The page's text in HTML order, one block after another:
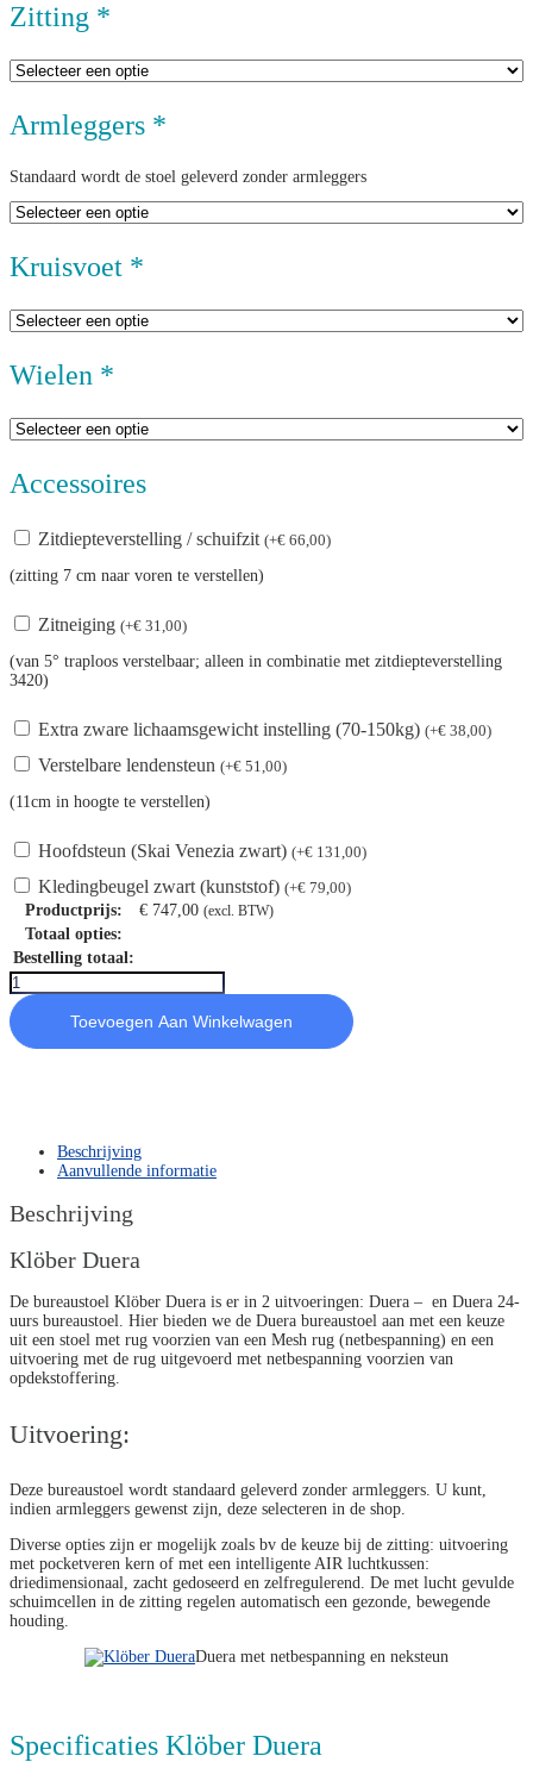
Zitting *
Armleggers *
Standaard wordt de stoel geleverd zonder armleggers
Kruisvoet *
Wielen *
Accessoires
Zitdiepteverstelling / schuifzit (+€ 66,00)
(zitting 7 cm naar voren te verstellen)
Zitneiging (+€ 31,00)
(van 5° traploos verstelbaar; alleen in combinatie met zitdiepteverstelling
3420)
Extra zware lichaamsgewicht instelling (70-150kg) (+€ 38,00)
Verstelbare lendensteun (+€ 51,00)
(11cm in hoogte te verstellen)
Hoofdsteun (Skai Venezia zwart) (+€ 131,00)
Kledingbeugel zwart (kunststof) (+€ 79,00)
Productprijs:
€ 747,00 (excl. BTW)
Totaal opties:
Bestelling totaal:
Klöber
Duera
aantal
Toevoegen Aan Winkelwagen
Beschrijving
Aanvullende informatie
Beschrijving
Klöber Duera
De bureaustoel Klöber Duera is er in 2 uitvoeringen: Duera – en Duera 24-
uurs bureaustoel. Hier bieden we de Duera bureaustoel aan met een keuze
uit een stoel met rug voorzien van een Mesh rug (netbespanning) en een
uitvoering met de rug uitgevoerd met netbespanning voorzien van
opdekstoffering.
Uitvoering:
Deze bureaustoel wordt standaard geleverd zonder armleggers. U kunt,
indien armleggers gewenst zijn, deze selecteren in de shop.
Diverse opties zijn er mogelijk zoals bv de keuze bij de zitting: uitvoering
met pocketveren kern of met een intelligente AIR luchtkussen:
driedimensionaal, zacht gedoseerd en zelfregulerend. De met lucht gevulde
schuimcellen in de zitting regelen automatisch een gezonde, bewegende
houding.
Duera met netbespanning en neksteun
Specificaties Klöber Duera